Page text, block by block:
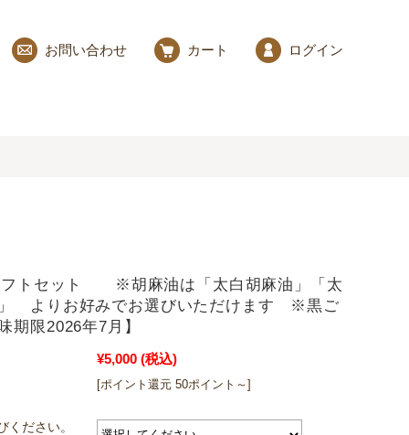
お問い合わせ カート ログイン
フトセット ※胡麻油は「太白胡麻油」「太
よりお好みでお選びいただけます ※黒ご
期限2026年7月】
¥5,000 (税込)
[ポイント還元 50ポイント～]
ください。